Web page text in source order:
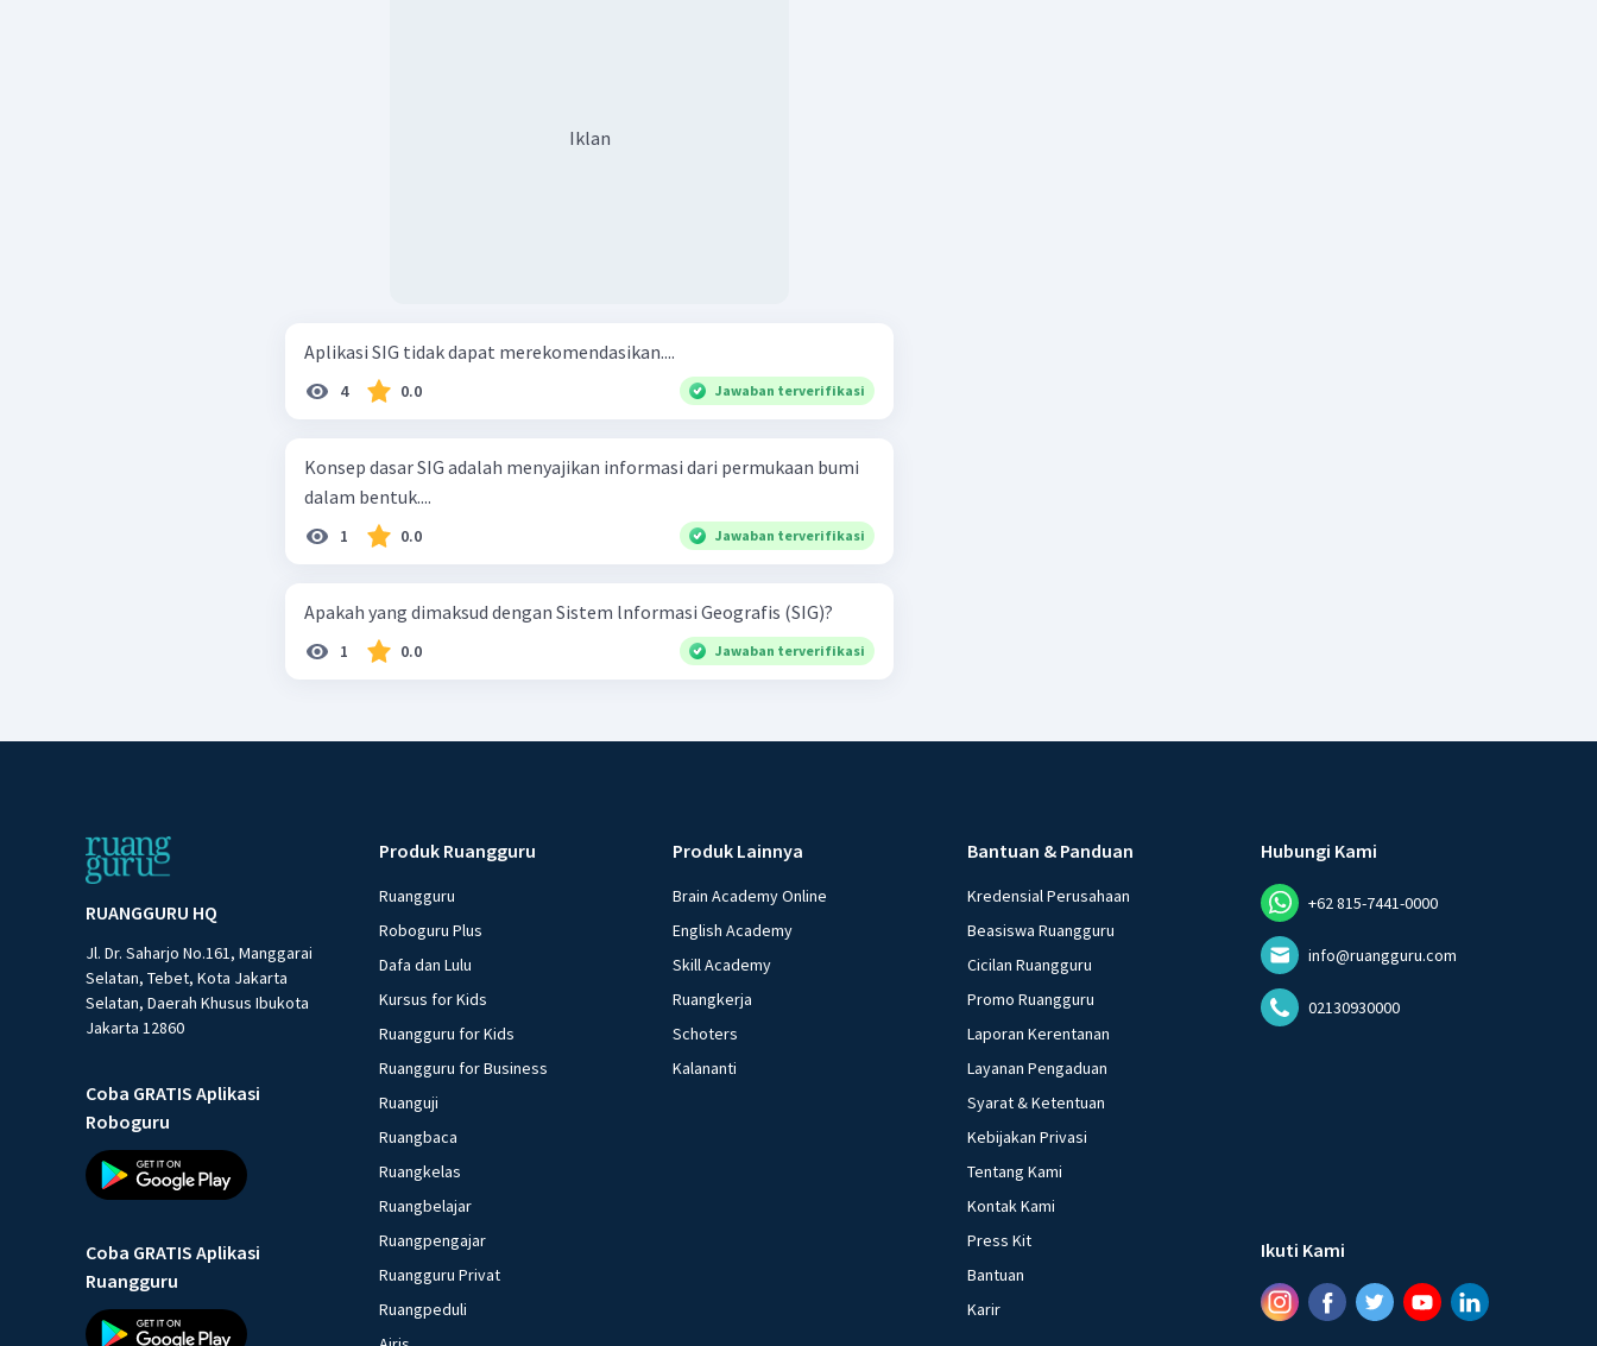
Iklan
Aplikasi SIG tidak dapat merekomendasikan....
4 0.0 Jawaban terverifikasi
Konsep dasar SIG adalah menyajikan informasi dari permukaan bumi
dalam bentuk....
1 0.0 Jawaban terverifikasi
Apakah yang dimaksud dengan Sistem lnformasi Geografis (SIG)?
1 0.0 Jawaban terverifikasi
RUANGGURU HQ
Jl. Dr. Saharjo No.161, Manggarai
Selatan, Tebet, Kota Jakarta
Selatan, Daerah Khusus Ibukota
Jakarta 12860
Coba GRATIS Aplikasi
Roboguru
Coba GRATIS Aplikasi
Ruangguru
Produk Ruangguru
Ruangguru
Roboguru Plus
Dafa dan Lulu
Kursus for Kids
Ruangguru for Kids
Ruangguru for Business
Ruanguji
Ruangbaca
Ruangkelas
Ruangbelajar
Ruangpengajar
Ruangguru Privat
Ruangpeduli
Produk Lainnya
Brain Academy Online
English Academy
Skill Academy
Ruangkerja
Schoters
Kalananti
Bantuan & Panduan
Kredensial Perusahaan
Beasiswa Ruangguru
Cicilan Ruangguru
Promo Ruangguru
Laporan Kerentanan
Layanan Pengaduan
Syarat & Ketentuan
Kebijakan Privasi
Tentang Kami
Kontak Kami
Press Kit
Bantuan
Karir
Hubungi Kami
+62 815-7441-0000
info@ruangguru.com
02130930000
Ikuti Kami